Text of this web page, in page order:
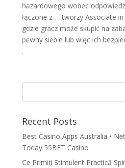
hazardowego wobec
łączone z … tworzy Associate
gdzie gracz może skupić na
pewny siebie lub więc ich
.
Recent Posts
Best Casino Apps Australia •
Today 55BET Casino
Ce Primiți Stimulent Practică